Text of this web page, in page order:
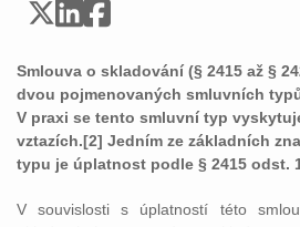
Smlouva o skladování (§ 2415 až §
dvou pojmenovaných smluvních
V praxi se tento smluvní typ
vztazích.[2] Jedním ze základních
typu je úplatnost podle § 2415 odst.
V souvislosti s úplatností této